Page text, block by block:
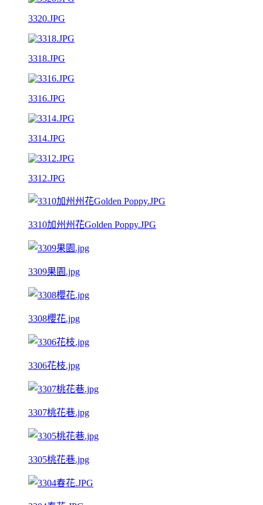
3320.JPG
3318.JPG
3316.JPG
3314.JPG
3312.JPG
3310加州州花Golden Poppy.JPG
3309果園.jpg
3308櫻花.jpg
3306花枝.jpg
3307桃花巷.jpg
3305桃花巷.jpg